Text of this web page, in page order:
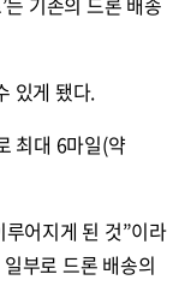
있게 됐다.
최대 6마일(약
어지게 된 것”이라
부로 드론 배송의